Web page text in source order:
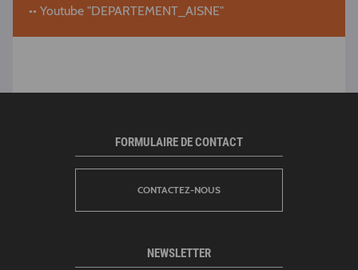
•• Youtube "DEPARTEMENT_AISNE"
FORMULAIRE DE CONTACT
CONTACTEZ-NOUS
NEWSLETTER